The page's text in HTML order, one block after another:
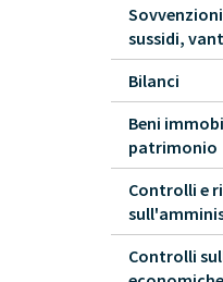
sussidi,
Bilanci
Beni
patrimonio
Controlli e
Controlli